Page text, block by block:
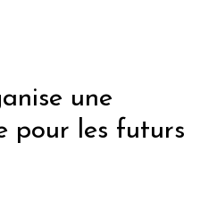
une
pour les futurs